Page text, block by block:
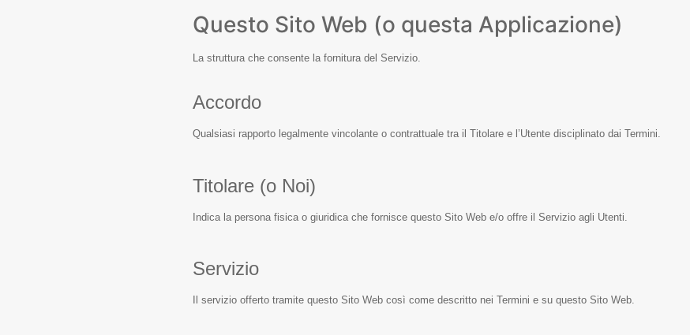
Questo Sito Web (o questa Applicazione)
La struttura che consente la fornitura del Servizio.
Accordo
Qualsiasi rapporto legalmente vincolante o contrattuale tra il Titolare e l’Utente disciplinato dai Termini.
Titolare (o Noi)
Indica la persona fisica o giuridica che fornisce questo Sito Web e/o offre il Servizio agli Utenti.
Servizio
Il servizio offerto tramite questo Sito Web così come descritto nei Termini e su questo Sito Web.